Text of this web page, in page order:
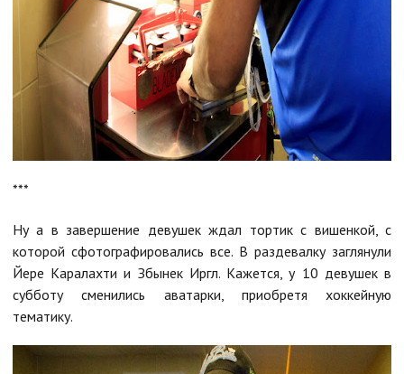
***
Ну а в завершение девушек ждал тортик с вишенкой, с
которой сфотографировались все. В раздевалку заглянули
Йере Каралахти и Збынек Иргл. Кажется, у 10 девушек в
субботу сменились аватарки, приобретя хоккейную
тематику.